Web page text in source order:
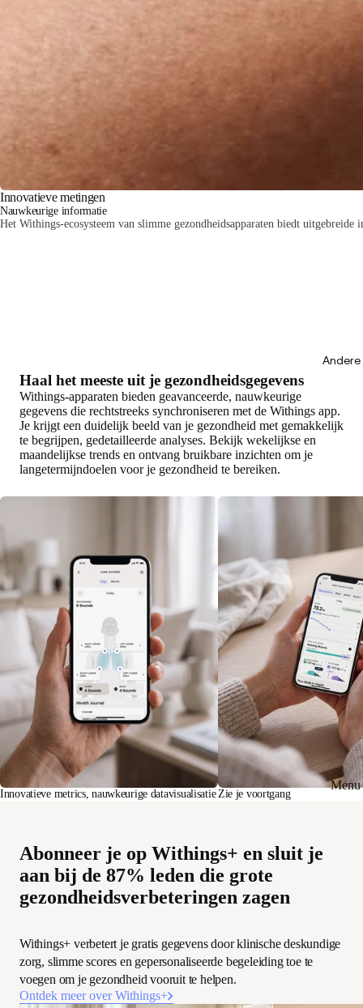
Menu
Innovatieve metingen
Nauwkeurige informatie
Het Withings-ecosysteem van slimme gezondheidsapparaten biedt
Haal het meeste uit je gezondheidsgegevens
Withings-apparaten bieden geavanceerde, nauwkeurige
gegevens die rechtstreeks synchroniseren met de Withings app.
Je krijgt een duidelijk beeld van je gezondheid met gemakkelijk
te begrijpen, gedetailleerde analyses. Bekijk wekelijkse en
maandelijkse trends en ontvang bruikbare inzichten om je
langetermijndoelen voor je gezondheid te bereiken.
Innovatieve metrics, nauwkeurige datavisualisatie Zie je voortgang
Abonneer je op Withings+ en sluit je
aan bij de 87% leden die grote
gezondheidsverbeteringen zagen
Withings+ verbetert je gratis gegevens door klinische deskundige
zorg, slimme scores en gepersonaliseerde begeleiding toe te
voegen om je gezondheid vooruit te helpen.
Ontdek meer over Withings+